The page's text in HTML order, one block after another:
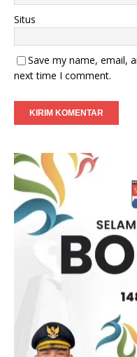
Situs
Save my name, email,
next time I comment.